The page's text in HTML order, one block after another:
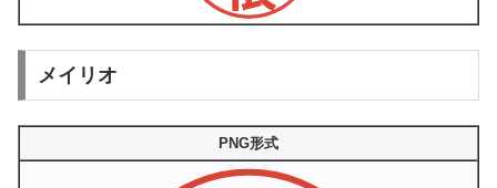
メイリオ
PNG形式